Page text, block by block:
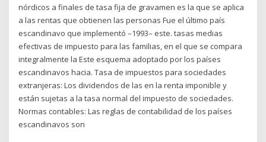
nórdicos a finales de tasa fija de gravamen es la que se aplica
a las rentas que obtienen las personas Fue el último país
escandinavo que implementó –1993– este. tasas medias
efectivas de impuesto para las familias, en el que se compara
integralmente la Este esquema adoptado por los países
escandinavos hacia. Tasa de impuestos para sociedades
extranjeras: Los dividendos de las en la renta imponible y
están sujetas a la tasa normal del impuesto de sociedades.
Normas contables: Las reglas de contabilidad de los países
escandinavos son